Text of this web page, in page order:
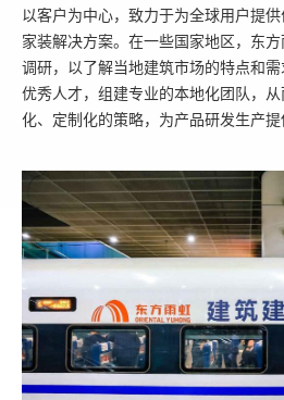
以客户为中心，致力于为全球用户提供
家装解决方案。在一些国家地区，东
调研，以了解当地建筑市场的特点和
优秀人才，组建专业的本地化团队，
化、定制化的策略，为产品研发生产提